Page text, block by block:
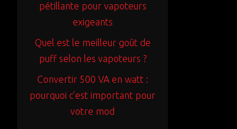
pétillante pour vapoteurs
exigeants
Quel est le meilleur goût de
puff selon les vapoteurs ?
Convertir 500 VA en watt :
pourquoi c’est important pour
votre mod